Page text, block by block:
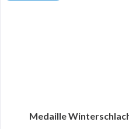
Medaille